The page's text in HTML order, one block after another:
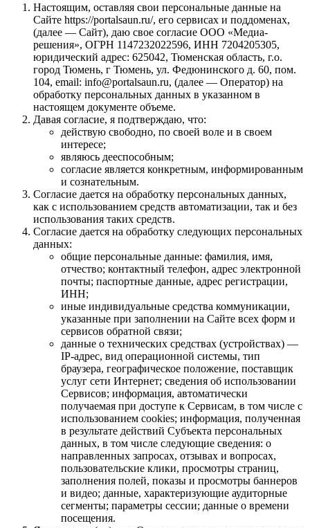
Настоящим, оставляя свои персональные данные на
Сайте https://portalsaun.ru/, его сервисах и поддоменах,
(далее — Сайт), даю свое согласие ООО «Медиа-
решения», ОГРН 1147232022596, ИНН 7204205305,
юридический адрес: 625042, Тюменская область, г.о.
город Тюмень, г Тюмень, ул. Федюнинского д. 60, пом.
104, email: info@portalsaun.ru, (далее — Оператор) на
обработку персональных данных в указанном в
настоящем документе объеме.
Давая согласие, я подтверждаю, что:
действую свободно, по своей воле и в своем
интересе;
являюсь дееспособным;
согласие является конкретным, информированным
и сознательным.
Согласие дается на обработку персональных данных,
как с использованием средств автоматизации, так и без
использования таких средств.
Согласие дается на обработку следующих персональных
данных:
общие персональные данные: фамилия, имя,
отчество; контактный телефон, адрес электронной
почты; паспортные данные, адрес регистрации,
ИНН;
иные индивидуальные средства коммуникации,
указанные при заполнении на Сайте всех форм и
сервисов обратной связи;
данные о технических средствах (устройствах) —
IP-адрес, вид операционной системы, тип
браузера, географическое положение, поставщик
услуг сети Интернет; сведения об использовании
Сервисов; информация, автоматически
получаемая при доступе к Сервисам, в том числе с
использованием cookies; информация, полученная
в результате действий Субъекта персональных
данных, в том числе следующие сведения: о
направленных запросах, отзывах и вопросах,
пользовательские клики, просмотры страниц,
заполнения полей, показы и просмотры баннеров
и видео; данные, характеризующие аудиторные
сегменты; параметры сессии; данные о времени
посещения.